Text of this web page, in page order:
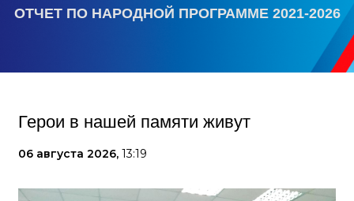
ОТЧЕТ ПО НАРОДНОЙ ПРОГРАММЕ 2021-2026
Герои в нашей памяти живут
06 августа 2026, 13:19